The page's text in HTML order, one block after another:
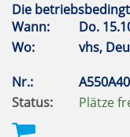
Die
Wann:
Do.
Wo:
vhs,
Nr.:
Status:
Plätze